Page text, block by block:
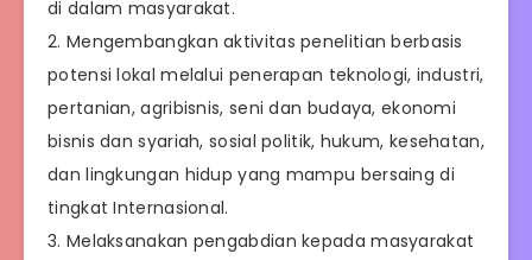
di dalam masyarakat.
2. Mengembangkan aktivitas penelitian berbasis
potensi lokal melalui penerapan teknologi, industri,
pertanian, agribisnis, seni dan budaya, ekonomi
bisnis dan syariah, sosial politik, hukum, kesehatan,
dan lingkungan hidup yang mampu bersaing di
tingkat Internasional.
3. Melaksanakan pengabdian kepada masyarakat